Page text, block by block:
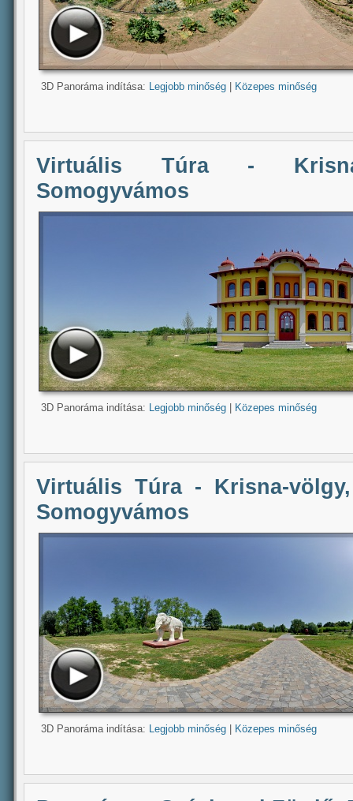
3D Panoráma indítása: Legjobb minőség Közepes minőség
Virtuális Túra -
Somogyvámos
3D Panoráma indítása: Legjobb minőség Közepes minőség
Virtuális Túra - Krisna-
Somogyvámos
3D Panoráma indítása: Legjobb minőség Közepes minőség